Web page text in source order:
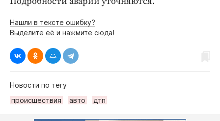
Нашли в тексте ошибку?
Выделите её и нажмите сюда!
Новости по тегу
происшествия
авто дтп